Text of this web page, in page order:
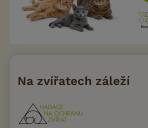
Na zvířatech záleží